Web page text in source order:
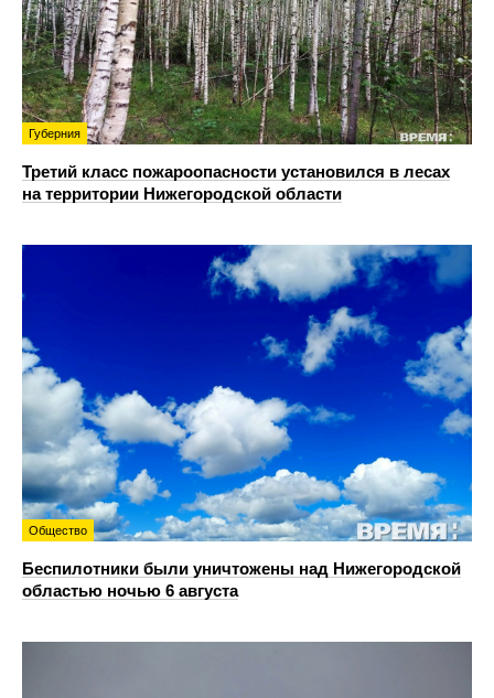
Губерния
Третий класс пожароопасности установился в лесах
на территории Нижегородской области
Общество
Беспилотники были уничтожены над Нижегородской
областью ночью 6 августа